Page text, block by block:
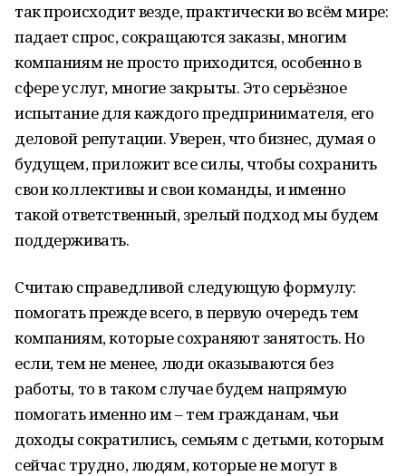
так происходит везде, практически во всём мире:
падает спрос, сокращаются заказы, многим
компаниям не просто приходится, особенно в
сфере услуг, многие закрыты. Это серьёзное
испытание для каждого предпринимателя, его
деловой репутации. Уверен, что бизнес, думая о
будущем, приложит все силы, чтобы сохранить
свои коллективы и свои команды, и именно
такой ответственный, зрелый подход мы будем
поддерживать.
Считаю справедливой следующую формулу:
помогать прежде всего, в первую очередь тем
компаниям, которые сохраняют занятость. Но
если, тем не менее, люди оказываются без
работы, то в таком случае будем напрямую
помогать именно им – тем гражданам, чьи
доходы сократились, семьям с детьми, которым
сейчас трудно, людям, которые не могут в